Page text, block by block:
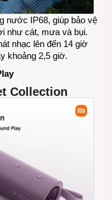
nước IP68, giúp bảo vệ
như cát, mưa và bụi.
nhạc lên đến 14 giờ
khoảng 2,5 giờ.
Collection